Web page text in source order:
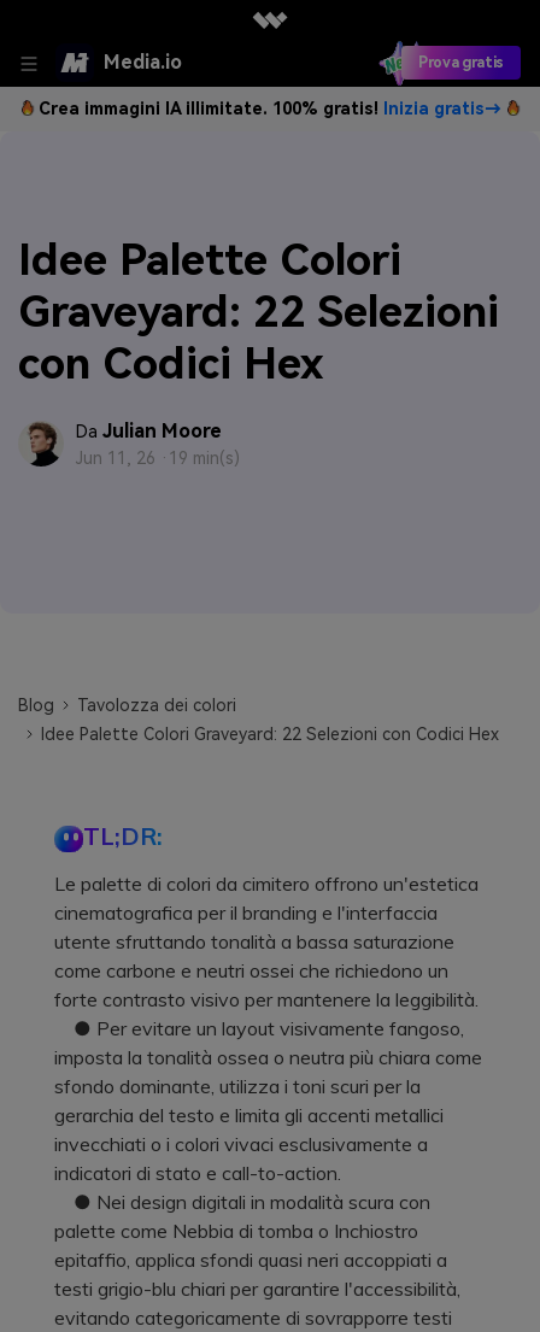
Media.io Prova gratis
Crea immagini IA illimitate. 100% gratis! Inizia gratis→
Idee Palette Colori
Graveyard: 22 Selezioni
con Codici Hex
Da Julian Moore
Jun 11, 26 · 19 min(s)
Blog
Tavolozza dei colori
Idee Palette Colori Graveyard: 22 Selezioni con Codici Hex
TL;DR:
Le palette di colori da cimitero offrono un'estetica
cinematografica per il branding e l'interfaccia
utente sfruttando tonalità a bassa saturazione
come carbone e neutri ossei che richiedono un
forte contrasto visivo per mantenere la leggibilità.
● Per evitare un layout visivamente fangoso,
imposta la tonalità ossea o neutra più chiara come
sfondo dominante, utilizza i toni scuri per la
gerarchia del testo e limita gli accenti metallici
invecchiati o i colori vivaci esclusivamente a
indicatori di stato e call-to-action.
● Nei design digitali in modalità scura con
palette come Nebbia di tomba o Inchiostro
epitaffio, applica sfondi quasi neri accoppiati a
testi grigio-blu chiari per garantire l'accessibilità,
evitando categoricamente di sovrapporre testi